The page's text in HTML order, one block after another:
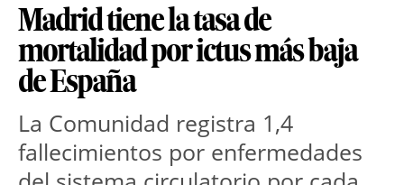
Madrid tiene la tasa de
mortalidad por ictus más baja
de España
La Comunidad registra 1,4
fallecimientos por enfermedades